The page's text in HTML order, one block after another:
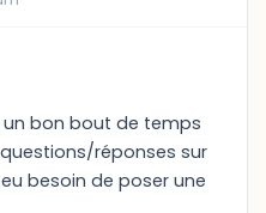
bon bout de temps
réponses sur
besoin de poser une